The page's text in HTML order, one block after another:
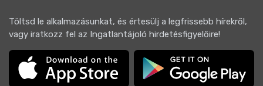
Töltsd le alkalmazásunkat, és értesülj a legfrissebb hírekről,
vagy iratkozz fel az Ingatlantájoló hirdetésfigyelőire!